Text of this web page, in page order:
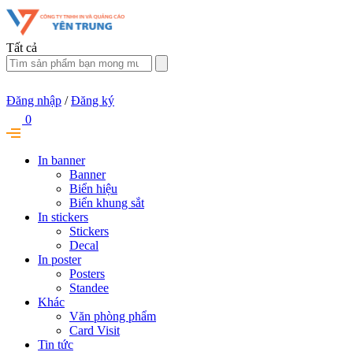
Tất cả
Đăng nhập / Đăng ký
0
In banner
Banner
Biển hiệu
Biển khung sắt
In stickers
Stickers
Decal
In poster
Posters
Standee
Khác
Văn phòng phẩm
Card Visit
Tin tức